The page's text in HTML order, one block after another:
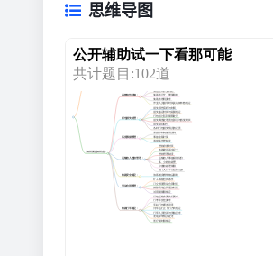
思维导图